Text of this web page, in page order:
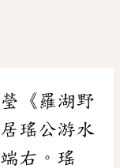
《羅湖野
瑤公游水
右。瑤